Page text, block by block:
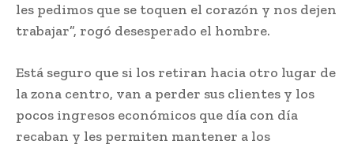
les pedimos que se toquen el corazón y nos dejen
trabajar”, rogó desesperado el hombre.
Está seguro que si los retiran hacia otro lugar de
la zona centro, van a perder sus clientes y los
pocos ingresos económicos que día con día
recaban y les permiten mantener a los